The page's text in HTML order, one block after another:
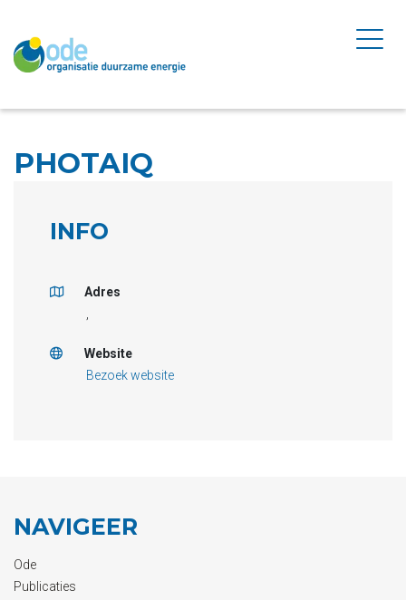
PHOTAIQ
INFO
Adres
Website
Bezoek website
NAVIGEER
Ode
Publicaties